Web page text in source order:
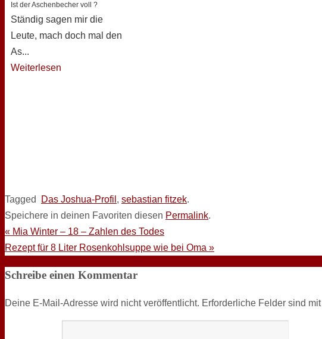
Ist der Aschenbecher voll ?
Ständig sagen mir die
Leute, mach doch mal den
As...
Weiterlesen
Tagged Das Joshua-Profil , sebastian fitzek.
Speichere in deinen Favoriten diesen Permalink.
« Mia Winter – 18 – Zahlen des Todes
Rezept für 8 Liter Rosenkohlsuppe wie bei Oma »
Schreibe einen Kommentar
Deine E-Mail-Adresse wird nicht veröffentlicht. Erforderliche Felder sind mit